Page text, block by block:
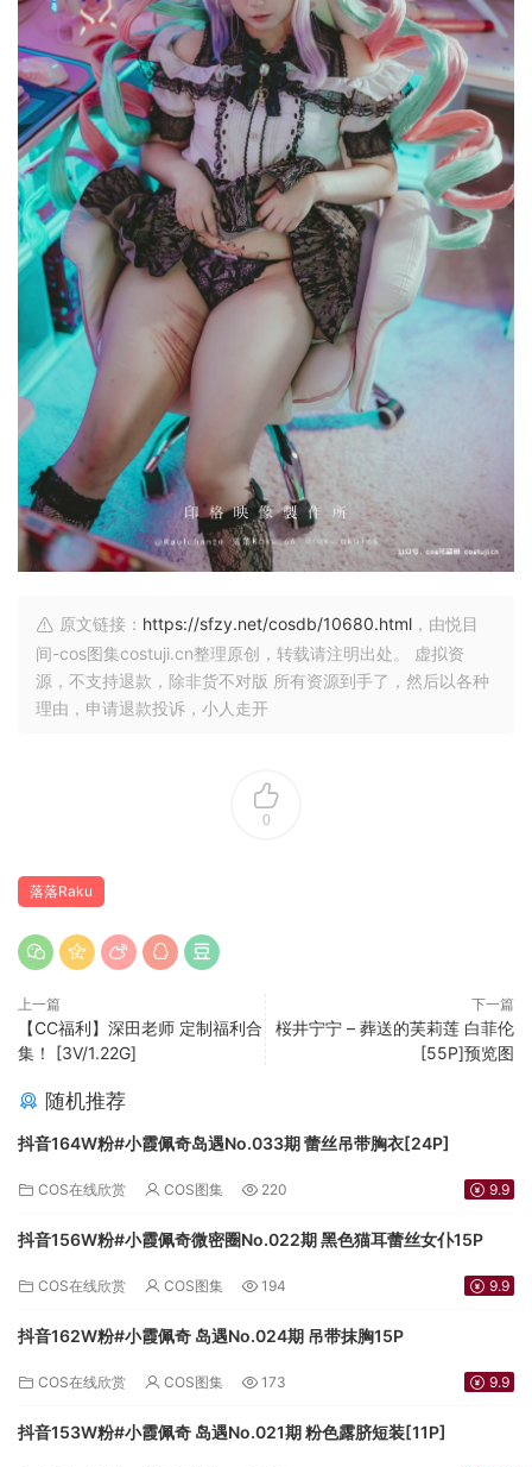
原文链接： https://sfzy.net/cosdb/10680.html ，由悦目
间-cos图集costuji.cn整理原创，转载请注明出处。 虚拟资
源，不支持退款，除非货不对版 所有资源到手了，然后以各种
理由，申请退款投诉，小人走开
0
落落Raku
上一篇
【CC福利】深田老师 定制福利合
集！ [3V/1.22G]
下一篇
桜井宁宁 – 葬送的芙莉莲 白菲伦
[55P]预览图
随机推荐
抖音164W粉#小霞佩奇岛遇No.033期 蕾丝吊带胸衣[24P]
COS在线欣赏 COS图集 220 9.9
抖音156W粉#小霞佩奇微密圈No.022期 黑色猫耳蕾丝女仆15P
COS在线欣赏 COS图集 194 9.9
抖音162W粉#小霞佩奇 岛遇No.024期 吊带抹胸15P
COS在线欣赏 COS图集 173 9.9
抖音153W粉#小霞佩奇 岛遇No.021期 粉色露脐短装[11P]